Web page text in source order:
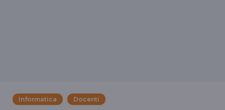
Informatica Docenti